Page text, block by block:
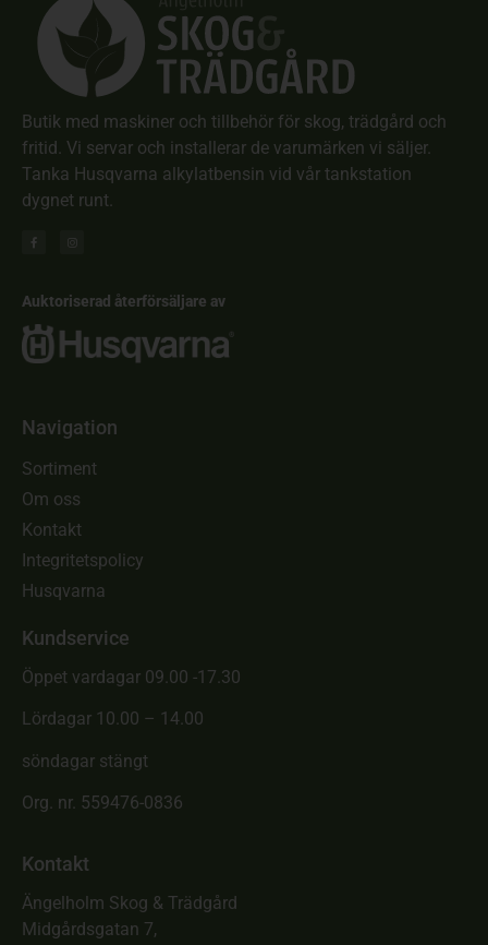
Butik med maskiner och tillbehör för skog, trädgård och
fritid. Vi servar och installerar de varumärken vi säljer.
Tanka Husqvarna alkylatbensin vid vår tankstation
dygnet runt.
Auktoriserad återförsäljare av
Navigation
Sortiment
Om oss
Kontakt
Integritetspolicy
Husqvarna
Kundservice
Öppet vardagar 09.00 -17.30
Lördagar 10.00 – 14.00
söndagar stängt
Org. nr. 559476-0836
Kontakt
Ängelholm Skog & Trädgård
Midgårdsgatan 7,